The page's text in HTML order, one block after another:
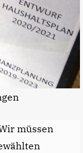
müssen